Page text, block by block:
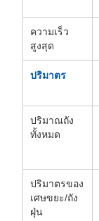
ความเร็ว
สูงสุด
ปริมาตร
ปริมาณถัง
ทั้งหมด
ปริมาตรของ
เศษขยะ/ถัง
ฝุ่น